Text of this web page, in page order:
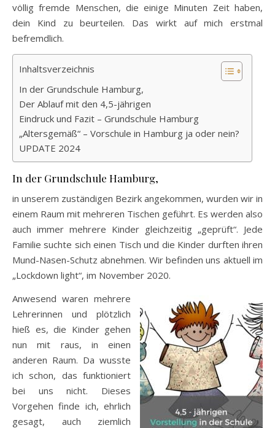
völlig fremde Menschen, die einige Minuten Zeit haben,
dein Kind zu beurteilen. Das wirkt auf mich erstmal
befremdlich.
Inhaltsverzeichnis
In der Grundschule Hamburg,
Der Ablauf mit den 4,5-jährigen
Eindruck und Fazit – Grundschule Hamburg
„Altersgemäß“ – Vorschule in Hamburg ja oder nein?
UPDATE 2024
In der Grundschule Hamburg,
in unserem zuständigen Bezirk angekommen, wurden wir in
einem Raum mit mehreren Tischen geführt. Es werden also
auch immer mehrere Kinder gleichzeitig „geprüft“. Jede
Familie suchte sich einen Tisch und die Kinder durften ihren
Mund-Nasen-Schutz abnehmen. Wir befinden uns aktuell im
„Lockdown light“, im November 2020.
Anwesend waren mehrere
Lehrerinnen und plötzlich
hieß es, die Kinder gehen
nun mit raus, in einen
anderen Raum. Da wusste
ich schon, das funktioniert
bei uns nicht. Dieses
Vorgehen finde ich, ehrlich
gesagt, auch ziemlich